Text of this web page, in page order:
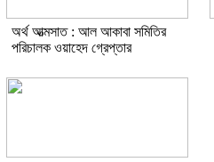
অর্থ আত্মসাত : আল আকাবা সমিতির
পরিচালক ওয়াহেদ গ্রেপ্তার